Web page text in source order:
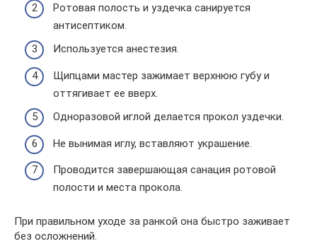
Ротовая полость и уздечка санируется
антисептиком.
Используется анестезия.
Щипцами мастер зажимает верхнюю губу и
оттягивает ее вверх.
Одноразовой иглой делается прокол уздечки.
Не вынимая иглу, вставляют украшение.
Проводится завершающая санация ротовой
полости и места прокола.
При правильном уходе за ранкой она быстро заживает
без осложнений.